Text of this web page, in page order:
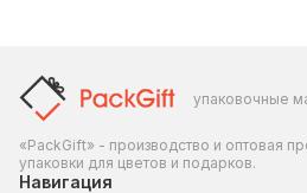
упаковочные
«PackGift» - производство и оптовая
упаковки для цветов и подарков.
Навигация